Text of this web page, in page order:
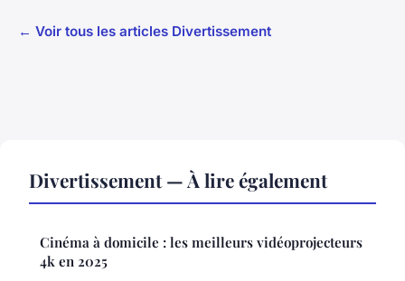
← Voir tous les articles Divertissement
Divertissement — À lire également
Cinéma à domicile : les meilleurs vidéoprojecteurs
4k en 2025